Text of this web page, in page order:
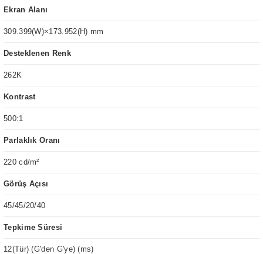
Ekran Alanı
309.399(W)×173.952(H) mm
Desteklenen Renk
262K
Kontrast
500:1
Parlaklık Oranı
220 cd/m²
Görüş Açısı
45/45/20/40
Tepkime Süresi
12(Tür) (G'den G'ye) (ms)